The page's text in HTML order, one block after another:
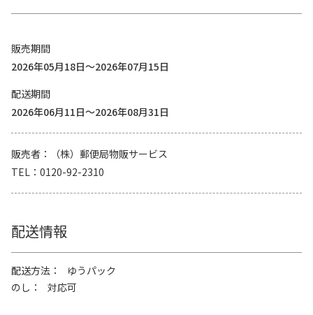
販売期間
2026年05月18日～2026年07月15日
配送期間
2026年06月11日～2026年08月31日
販売者
（株）郵便局物販サービス
TEL
0120-92-2310
配送情報
配送方法
ゆうパック
のし
対応可